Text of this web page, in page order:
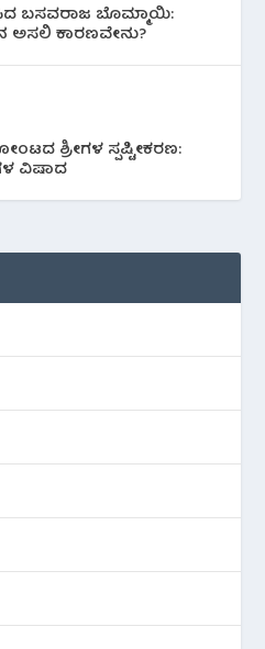
ಬಸವರಾಜ ಬೊಮ್ಮಾಯಿ:
ಕಾರಣವೇನು?
ಶ್ರೀಗಳ ಸ್ಪಷ್ಟೀಕರಣ:
ವಿಷಾದ